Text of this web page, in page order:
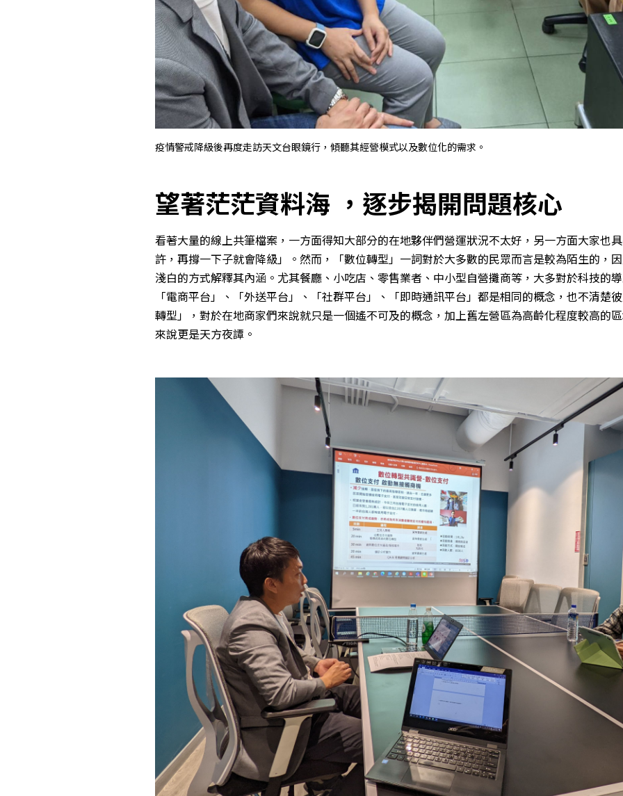
疫情警戒降級後再度走訪天文台眼鏡行，傾聽其經營模式以及數位化的需求。
望著茫茫資料海 ，逐步揭開問題核心
看著大量的線上共筆檔案，一方面得知大部分的在地夥伴們營運狀況不太好，另一方面大家也
許，再撐一下子就會降級」。然而，「數位轉型」一詞對於大多數的民眾而言是較為陌生的，
淺白的方式解釋其內涵。尤其餐廳、小吃店、零售業者、中小型自營攤商等，大多對於科技的
「電商平台」、「外送平台」、「社群平台」、「即時通訊平台」都是相同的概念，也不清楚
轉型」，對於在地商家們來說就只是一個遙不可及的概念，加上舊左營區為高齡化程度較高的
來說更是天方夜譚。